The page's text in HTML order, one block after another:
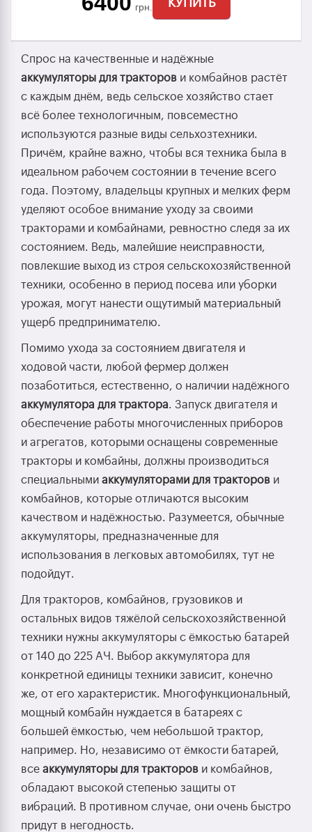
грн.
Спрос на качественные и надёжные
аккумуляторы для тракторов и комбайнов растёт
с каждым днём, ведь сельское хозяйство стает
всё более технологичным, повсеместно
используются разные виды сельхозтехники.
Причём, крайне важно, чтобы вся техника была в
идеальном рабочем состоянии в течение всего
года. Поэтому, владельцы крупных и мелких ферм
уделяют особое внимание уходу за своими
тракторами и комбайнами, ревностно следя за их
состоянием. Ведь, малейшие неисправности,
повлекшие выход из строя сельскохозяйственной
техники, особенно в период посева или уборки
урожая, могут нанести ощутимый материальный
ущерб предпринимателю.
Помимо ухода за состоянием двигателя и
ходовой части, любой фермер должен
позаботиться, естественно, о наличии надёжного
аккумулятора для трактора. Запуск двигателя и
обеспечение работы многочисленных приборов
и агрегатов, которыми оснащены современные
тракторы и комбайны, должны производиться
специальными аккумуляторами для тракторов и
комбайнов, которые отличаются высоким
качеством и надёжностью. Разумеется, обычные
аккумуляторы, предназначенные для
использования в легковых автомобилях, тут не
подойдут.
Для тракторов, комбайнов, грузовиков и
остальных видов тяжёлой сельскохозяйственной
техники нужны аккумуляторы с ёмкостью батарей
от 140 до 225 АЧ. Выбор аккумулятора для
конкретной единицы техники зависит, конечно
же, от его характеристик. Многофункциональный,
мощный комбайн нуждается в батареях с
большей ёмкостью, чем небольшой трактор,
например. Но, независимо от ёмкости батарей,
все аккумуляторы для тракторов и комбайнов,
обладают высокой степенью защиты от
вибраций. В противном случае, они очень быстро
придут в негодность.